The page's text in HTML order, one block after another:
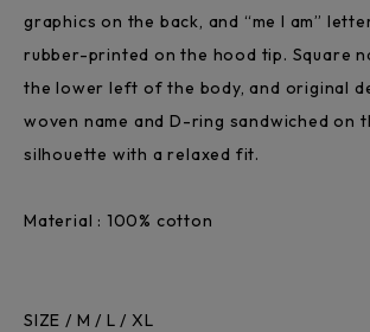
graphics on the back, and “me I am”
rubber-printed on the hood tip. Square
the lower left of the body, and original
woven name and D-ring sandwiched on
silhouette with a relaxed fit.
Material : 100% cotton
SIZE / M / L / XL